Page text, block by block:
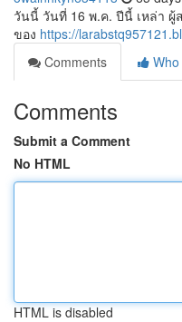
วันนี้ วันที่ 16 พ.ค. ปีนี้ เหล่า ผู้
ของ https://
Comments
Comments
Submit a Comment
No HTML
HTML is disabled